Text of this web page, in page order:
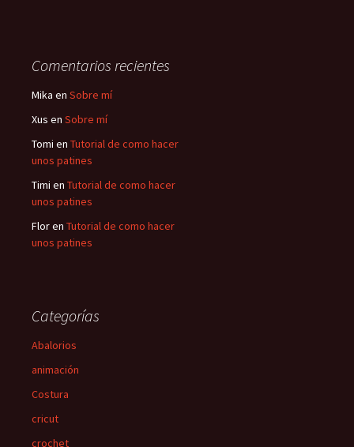
Comentarios recientes
Mika en Sobre mí
Xus en Sobre mí
Tomi en Tutorial de como hacer
unos patines
Timi en Tutorial de como hacer
unos patines
Floren Tutorial de como hacer
unos patines
Categorías
Abalorios
animación
Costura
cricut
crochet